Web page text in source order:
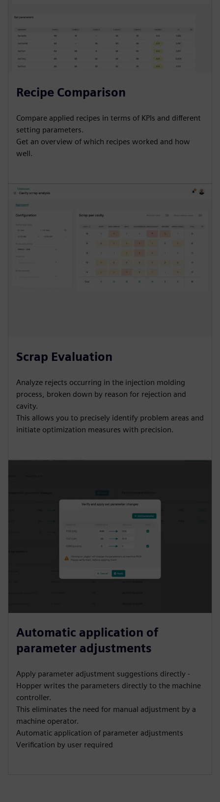
Recipe Comparison
Compare applied recipes in terms of KPIs and different
setting parameters.
Get an overview of which recipes worked and how
well.
Scrap Evaluation
Analyze rejects occurring in the injection molding
process, broken down by reason for rejection and
cavity.
This allows you to precisely identify problem areas and
initiate optimization measures with precision.
Automatic application of
parameter adjustments
Apply parameter adjustment suggestions directly -
Hopper writes the parameters directly to the machine
controller.
This eliminates the need for manual adjustment by a
machine operator.
Automatic application of parameter adjustments
Verification by user required